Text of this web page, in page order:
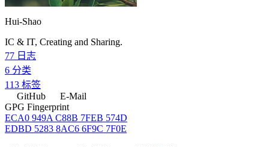
Hui-Shao
IC & IT, Creating and Sharing.
77 日志
6 分类
113 标签
GitHub
E-Mail
GPG Fingerprint
ECA0 949A C88B 7FEB 574D
EDBD 5283 8AC6 6F9C 7F0E